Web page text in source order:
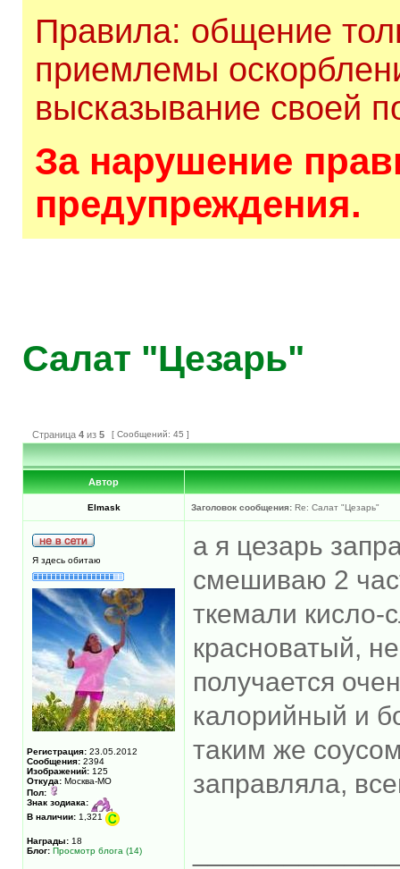
Правила: общение
приемлемы
высказывание своей
За нарушение
предупреждения.
Салат "Цезарь"
Страница 4 из 5 [ Сообщений: 45 ]
Автор
Elmask Заголовок сообщения: Re: Салат "Цезарь"
Я здесь обитаю
Регистрация: 23.05.2012
Сообщения: 2394
Изображений: 125
Откуда: Москва-МО
Пол:
Знак зодиака:
В наличии: 1,321
Награды: 18
Блог: Просмотр блога (14)
а я цезарь
смешиваю 2
ткемали кисло-
красноватый,
получается
калорийный и
таким же
заправляла,